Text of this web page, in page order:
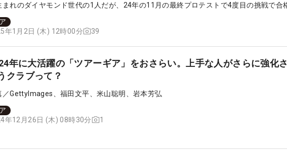
まれのダイヤモンド世代の1人だが、24年の11月の最終プロテストで4度目の挑戦で合
ー「大王海運レディス」で史上6人目のアマチュア優勝を遂げている。昨年の新人戦で
イヤモンド世代・都の14本を取材してみた。
年1月2日 (木) 12時00分
39
年に大活躍の「ツアーギア」をおさらい。上手な人がさらに強化
クラブって？
／GettyImages、福田文平、米山聡明、岩本芳弘
年12月26日 (木) 08時30分
1